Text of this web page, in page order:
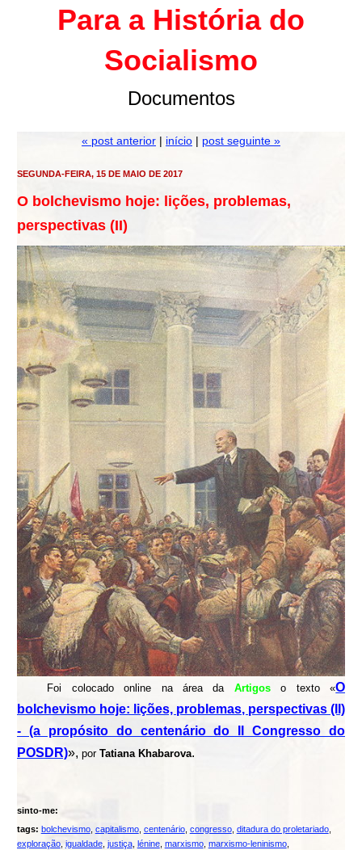
Para a História do
Socialismo
Documentos
« post anterior | início | post seguinte »
SEGUNDA-FEIRA, 15 DE MAIO DE 2017
O bolchevismo hoje: lições, problemas,
perspectivas (II)
Foi colocado online na áreada Artigoso texto «O
bolchevismo hoje: lições, problemas, perspectivas (II)
- (a propósito do centenário do II Congresso do
POSDR)», porTatiana Khabarova.
sinto-me:
tags: bolchevismo, capitalismo, centenário, congresso, ditadura do proletariado,
exploração, igualdade, justiça, lénine, marxismo, marxismo-leninismo,